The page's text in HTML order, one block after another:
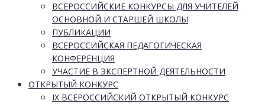
ВСЕРОССИЙСКИЕ КОНКУРСЫ ДЛЯ УЧИТЕЛЕЙ
ОСНОВНОЙ И СТАРШЕЙ ШКОЛЫ
ПУБЛИКАЦИИ
ВСЕРОССИЙСКАЯ ПЕДАГОГИЧЕСКАЯ
КОНФЕРЕНЦИЯ
УЧАСТИЕ В ЭКСПЕРТНОЙ ДЕЯТЕЛЬНОСТИ
ОТКРЫТЫЙ КОНКУРС
IX ВСЕРОССИЙСКИЙ ОТКРЫТЫЙ КОНКУРС